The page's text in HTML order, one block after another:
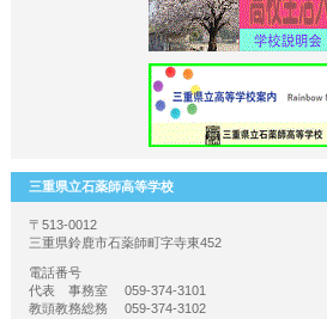
三重県立石薬師高等学校
〒513-0012
三重県鈴鹿市石薬師町字寺東452
電話番号
代表 事務室 059-374-3101
教頭教務総務 059-374-3102